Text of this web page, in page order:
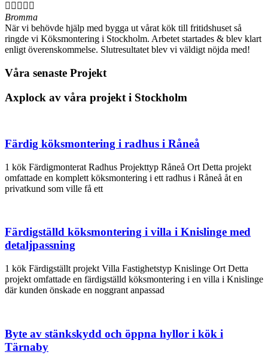
    
Bromma
När vi behövde hjälp med bygga ut vårat kök till fritidshuset så
ringde vi Köksmontering i Stockholm. Arbetet startades & blev klart
enligt överenskommelse. Slutresultatet blev vi väldigt nöjda med!
Våra senaste Projekt
Axplock av våra projekt i Stockholm
Färdig köksmontering i radhus i Råneå
1 kök Färdigmonterat Radhus Projekttyp Råneå Ort Detta projekt
omfattade en komplett köksmontering i ett radhus i Råneå åt en
privatkund som ville få ett
Färdigställd köksmontering i villa i Knislinge med
detaljpassning
1 kök Färdigställt projekt Villa Fastighetstyp Knislinge Ort Detta
projekt omfattade en färdigställd köksmontering i en villa i Knislinge
där kunden önskade en noggrant anpassad
Byte av stänkskydd och öppna hyllor i kök i
Tärnaby